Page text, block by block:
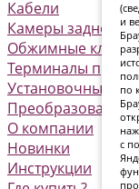
Кабели
Камеры заднего
Обжимные
Терминалы
Установочные
Преобразователи
О компании
Новинки
Инструкции
и
по
с